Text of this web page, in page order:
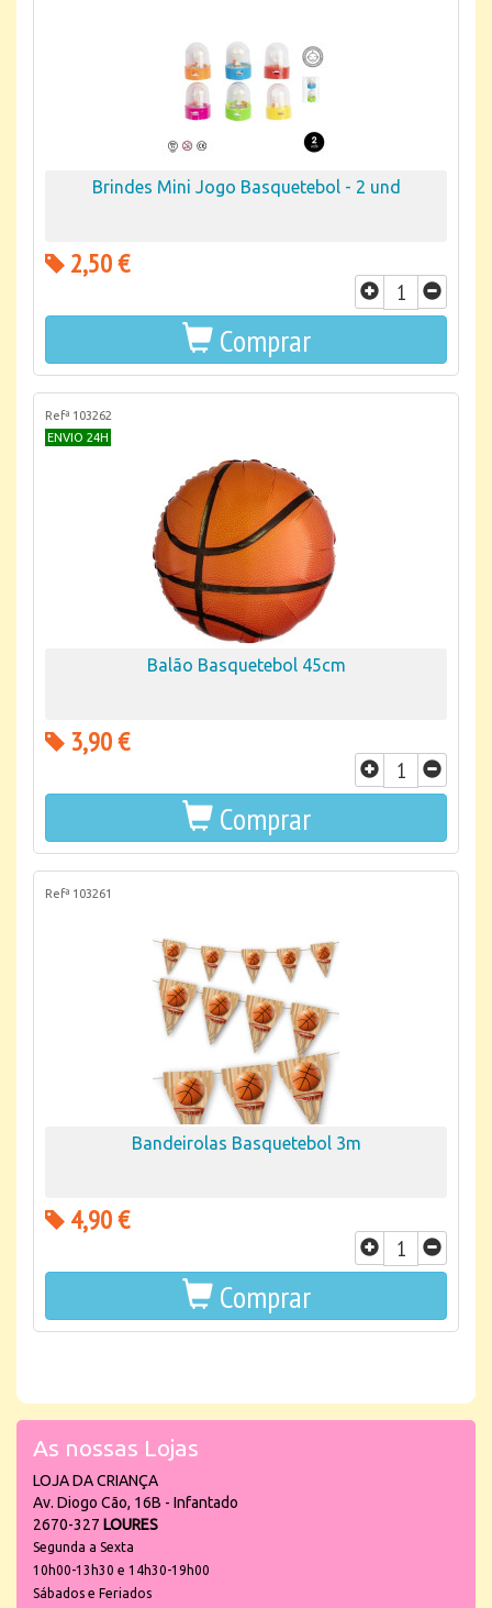
Brindes Mini Jogo Basquetebol - 2 und
2,50 €
Comprar
Refª 103262
ENVIO 24H
Balão Basquetebol 45cm
3,90 €
Comprar
Refª 103261
Bandeirolas Basquetebol 3m
4,90 €
Comprar
As nossas Lojas
LOJA DA CRIANÇA
Av. Diogo Cão, 16B - Infantado
2670-327 LOURES
Segunda a Sexta
10h00-13h30 e 14h30-19h00
Sábados e Feriados